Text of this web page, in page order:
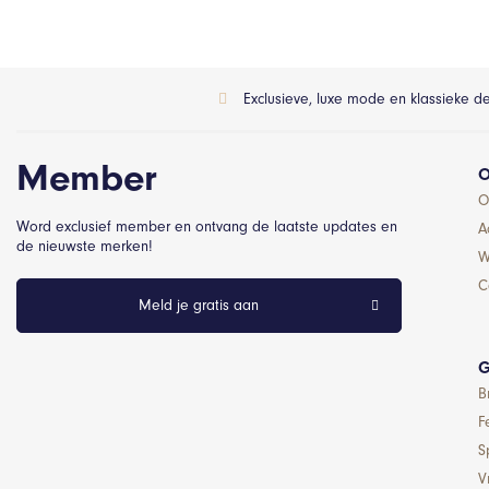
Exclusieve, luxe mode en klassieke
Member
Word exclusief member en ontvang de laatste updates en
de nieuwste merken!
Meld je gratis aan